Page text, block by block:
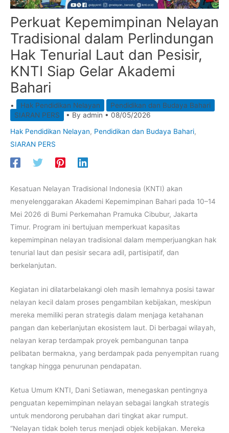
Perkuat Kepemimpinan Nelayan
Tradisional dalam Perlindungan
Hak Tenurial Laut dan Pesisir,
KNTI Siap Gelar Akademi
Bahari
• Hak Pendidikan Nelayan
Pendidikan dan Budaya Bahari
SIARAN PERS
• By admin • 08/05/2026
Hak Pendidikan Nelayan, Pendidikan dan Budaya Bahari,
SIARAN PERS
Kesatuan Nelayan Tradisional Indonesia (KNTI) akan
menyelenggarakan Akademi Kepemimpinan Bahari pada 10–14
Mei 2026 di Bumi Perkemahan Pramuka Cibubur, Jakarta
Timur. Program ini bertujuan memperkuat kapasitas
kepemimpinan nelayan tradisional dalam memperjuangkan hak
tenurial laut dan pesisir secara adil, partisipatif, dan
berkelanjutan.
Kegiatan ini dilatarbelakangi oleh masih lemahnya posisi tawar
nelayan kecil dalam proses pengambilan kebijakan, meskipun
mereka memiliki peran strategis dalam menjaga ketahanan
pangan dan keberlanjutan ekosistem laut. Di berbagai wilayah,
nelayan kerap terdampak proyek pembangunan tanpa
pelibatan bermakna, yang berdampak pada penyempitan ruang
tangkap hingga penurunan pendapatan.
Ketua Umum KNTI, Dani Setiawan, menegaskan pentingnya
penguatan kepemimpinan nelayan sebagai langkah strategis
untuk mendorong perubahan dari tingkat akar rumput.
“Nelayan tidak boleh terus menjadi objek kebijakan. Mereka